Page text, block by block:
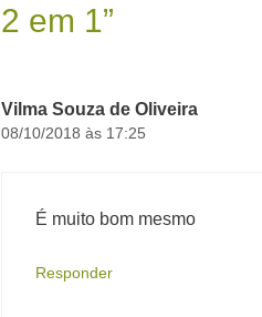
2 em 1”
Vilma Souza de Oliveira
08/10/2018 às 17:25
É muito bom mesmo
Responder